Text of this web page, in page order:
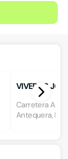
VIVEROS
Carretera
Antequera,